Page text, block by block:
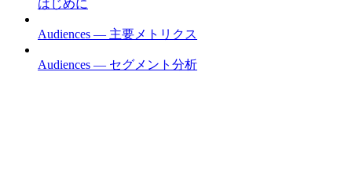
はじめに
Audiences — 主要メトリクス
Audiences — セグメント分析